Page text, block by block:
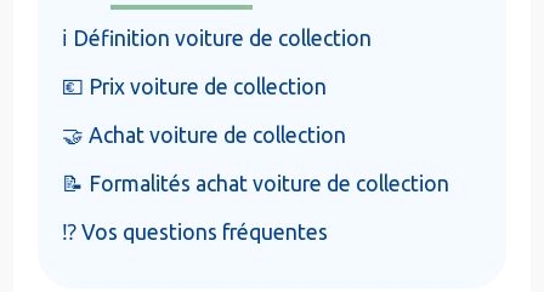
ℹ️ Définition voiture de collection
💶 Prix voiture de collection
🤝 Achat voiture de collection
📝 Formalités achat voiture de collection
⁉️ Vos questions fréquentes